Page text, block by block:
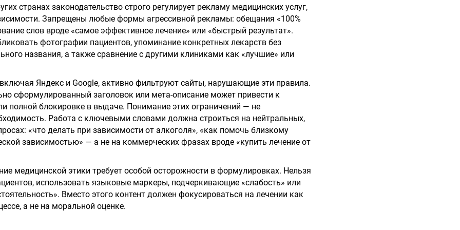
странах законодательство строго регулирует рекламу медицинских услуг,
Запрещены любые формы агрессивной рекламы: обещания «100%
слов вроде «самое эффективное лечение» или «быстрый результат».
фотографии пациентов, упоминание конкретных лекарств без
названия, а также сравнение с другими клиниками как «лучшие» или
Яндекс и Google, активно фильтруют сайты, нарушающие эти правила.
сформулированный заголовок или мета-описание может привести к
полной блокировке в выдаче. Понимание этих ограничений — не
Работа с ключевыми словами должна строиться на нейтральных,
«что делать при зависимости от алкоголя», «как помочь близкому
зависимостью» — а не на коммерческих фразах вроде «купить лечение от
медицинской этики требует особой осторожности в формулировках. Нельзя
использовать языковые маркеры, подчеркивающие «слабость» или
Вместо этого контент должен фокусироваться на лечении как
а не на моральной оценке.